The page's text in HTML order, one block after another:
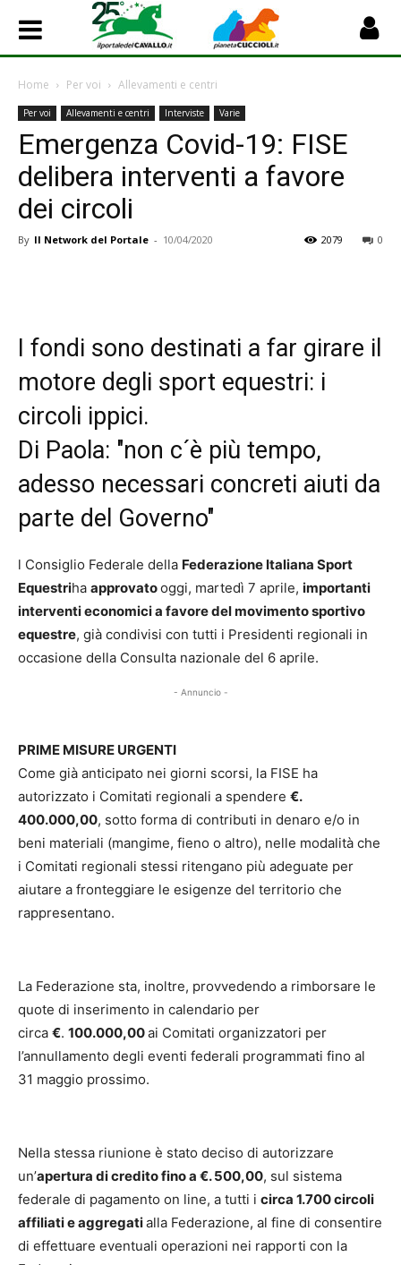
Home Per voi Allevamenti e centri
Per voi Allevamenti e centri Interviste Varie
Emergenza Covid-19: FISE
delibera interventi a favore
dei circoli
By Il Network del Portale - 10/04/2020 0
2079
I fondi sono destinati a far girare il
motore degli sport equestri: i
circoli ippici.
Di Paola: "non c´è più tempo,
adesso necessari concreti aiuti da
parte del Governo"
l Consiglio Federale della Federazione Italiana Sport
Equestriha approvatooggi, martedì 7 aprile, importanti
interventi economici a favore del movimento sportivo
equestre, già condivisi con tutti i Presidenti regionali in
occasione della Consulta nazionale del 6 aprile.
- Annuncio -
PRIME MISURE URGENTI
Come già anticipato nei giorni scorsi, la FISE ha
autorizzato i Comitati regionali a spendere €.
400.000,00, sotto forma di contributi in denaro e/o in
beni materiali (mangime, fieno o altro), nelle modalità che
i Comitati regionali stessi ritengano più adeguate per
aiutare a fronteggiare le esigenze del territorio che
rappresentano.
La Federazione sta, inoltre, provvedendo a rimborsare le
quote di inserimento in calendario per
circa €. 100.000,00ai Comitati organizzatori per
l’annullamento degli eventi federali programmati fino al
31 maggio prossimo.
Nella stessa riunione è stato deciso di autorizzare
un’apertura di credito fino a €. 500,00, sul sistema
federale di pagamento on line, a tutti i circa 1.700 circoli
affiliati e aggregatialla Federazione, al fine di consentire
di effettuare eventuali operazioni nei rapporti con la